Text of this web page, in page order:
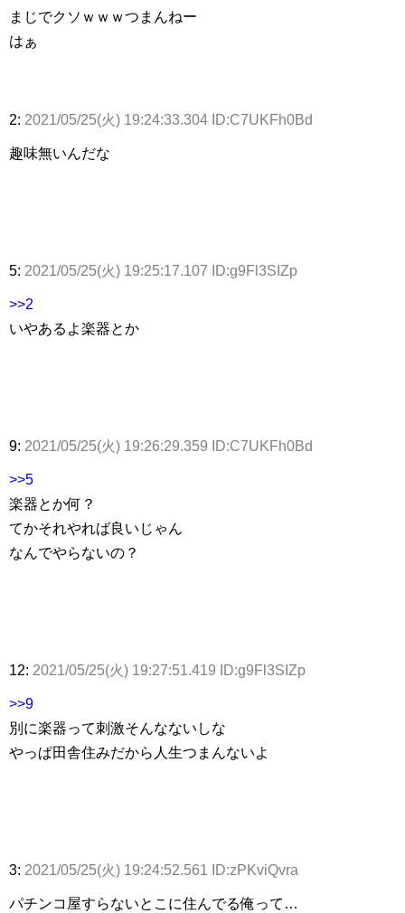
まじでクソｗｗｗつまんねー
はぁ
2: 2021/05/25(火) 19:24:33.304 ID:C7UKFh0Bd
趣味無いんだな
5: 2021/05/25(火) 19:25:17.107 ID:g9Fl3SIZp
>>2
いやあるよ楽器とか
9: 2021/05/25(火) 19:26:29.359 ID:C7UKFh0Bd
>>5
楽器とか何？
てかそれやれば良いじゃん
なんでやらないの？
12: 2021/05/25(火) 19:27:51.419 ID:g9Fl3SIZp
>>9
別に楽器って刺激そんなないしな
やっぱ田舎住みだから人生つまんないよ
3: 2021/05/25(火) 19:24:52.561 ID:zPKviQvra
パチンコ屋すらないとこに住んでる俺って…